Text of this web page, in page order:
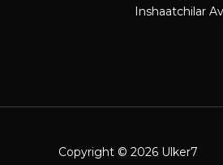
Inshaatchilar
Copyright © 2026 Ulker7